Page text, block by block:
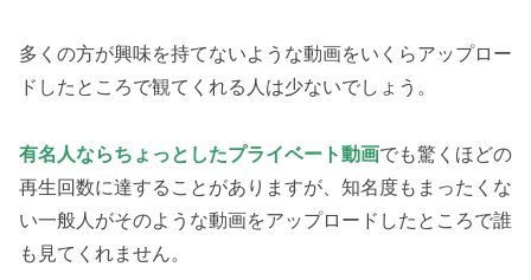
多くの方が興味を持てないような動画をいくらアップロー
ドしたところで観てくれる人は少ないでしょう。
有名人ならちょっとしたプライベート動画でも驚くほどの
再生回数に達することがありますが、知名度もまったくな
い一般人がそのような動画をアップロードしたところで誰
も見てくれません。